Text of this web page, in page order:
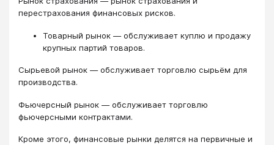
перестрахования финансовых рисков.
Товарный рынок — обслуживает куплю и продажу
крупных партий товаров.
Сырьевой рынок — обслуживает торговлю сырьём для
производства.
Фьючерсный рынок — обслуживает торговлю
фьючерсными контрактами.
Кроме этого, финансовые рынки делятся на первичные и